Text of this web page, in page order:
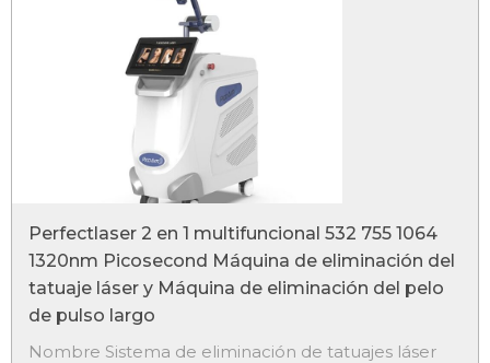
Perfectlaser 2 en 1 multifuncional 532 755 1064
1320nm Picosecond Máquina de eliminación del
tatuaje láser y Máquina de eliminación del pelo
de pulso largo
Nombre Sistema de eliminación de tatuajes láser